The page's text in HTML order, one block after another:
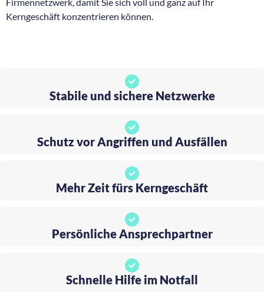
Kerngeschäft konzentrieren können.
Stabile und sichere Netzwerke
Schutz vor Angriffen und Ausfällen
Mehr Zeit fürs Kerngeschäft
Persönliche Ansprechpartner
Schnelle Hilfe im Notfall